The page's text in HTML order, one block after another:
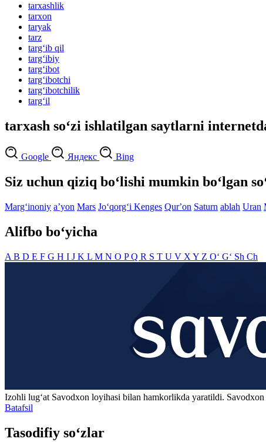
tarxashlik
tarxon
taryak
tarz
targ‘ib qil
targ‘ibiy
targ‘ibot
targ‘ibotchi
targ‘ibotchilik
targ‘il
tarxash so‘zi ishlatilgan saytlarni
Google Яндекс Bing
Siz uchun qiziq bo‘lishi mumkin bo‘lgan
Marg‘inoniy aʼyon Mars Jo‘qorg‘i Kenges Qurʼon Saturn ablah Uran
Alifbo bo‘yicha
A B D E F G H I J K L M N O PQ R S T U V X Y Z O‘ G‘ Sh Ch
Izohli lugʻat Savodxon loyihasi bilan hamkorlikda yaratildi.
Batafsil
Tasodifiy so‘zlar